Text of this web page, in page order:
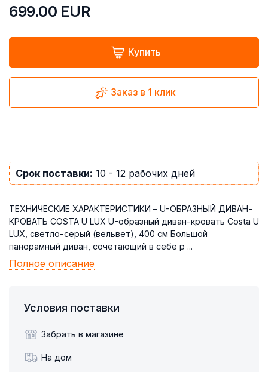
699.00 EUR
Купить
Заказ в 1 клик
Срок поставки: 10 - 12 рабочих дней
ТЕХНИЧЕСКИЕ ХАРАКТЕРИСТИКИ – U-ОБРАЗНЫЙ ДИВАН-
КРОВАТЬ COSTA U LUX U-образный диван-кровать Costa U
LUX, светло-серый (вельвет), 400 см Большой
панорамный диван, сочетающий в себе р ...
Полное описание
Условия поставки
Забрать в магазине
На дом